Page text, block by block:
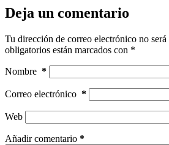
Deja un comentario
Tu dirección de correo electrónico no será
obligatorios están marcados con *
Nombre *
Correo electrónico *
Web
Añadir comentario *